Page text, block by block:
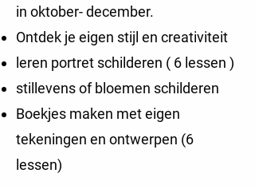
in oktober- december.
Ontdek je eigen stijl en creativiteit
leren portret schilderen ( 6 lessen )
stillevens of bloemen schilderen
Boekjes maken met eigen
tekeningen en ontwer​pen (6
lessen)